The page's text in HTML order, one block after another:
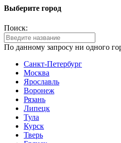
Выберите город
Поиск:
По данному запросу ни одного
Санкт-Петербург
Москва
Ярославль
Воронеж
Рязань
Липецк
Тула
Курск
Тверь